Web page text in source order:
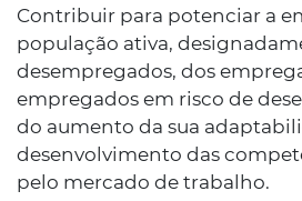
Contribuir para potenciar a
população ativa,
desempregados, dos
empregados em risco de
do aumento da sua
desenvolvimento das
pelo mercado de trabalho.